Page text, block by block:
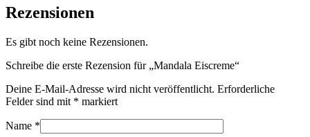
Rezensionen
Es gibt noch keine Rezensionen.
Schreibe die erste Rezension für „Mandala Eiscreme“
Deine E-Mail-Adresse wird nicht veröffentlicht. Erforderliche
Felder sind mit * markiert
Name *